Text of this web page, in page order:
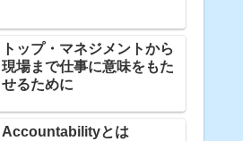
トップ・マネジメントから
現場まで仕事に意味をもた
せるために
Accountabilityとは